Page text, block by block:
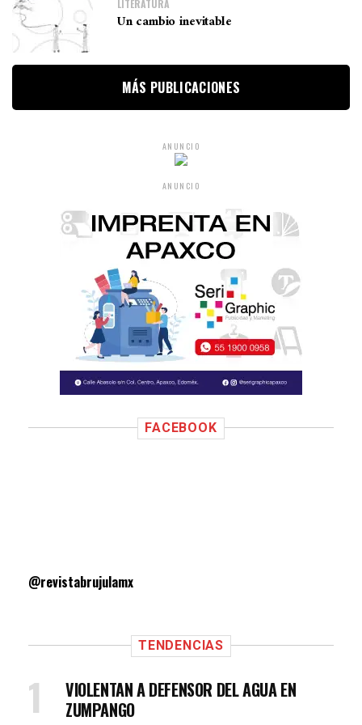
LITERATURA
Un cambio inevitable
MÁS PUBLICACIONES
ANUNCIO
ANUNCIO
FACEBOOK
@revistabrujulamx
TENDENCIAS
VIOLENTAN A DEFENSOR DEL AGUA EN
ZUMPANGO